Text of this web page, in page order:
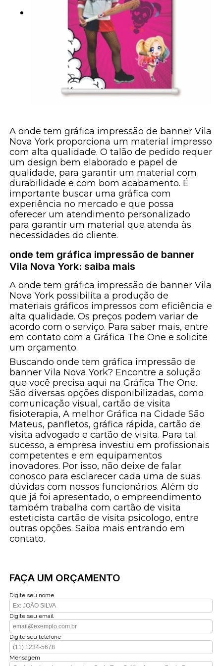
A onde tem gráfica impressão de banner Vila
Nova York proporciona um material impresso
com alta qualidade. O talão de pedido requer
um design bem elaborado e papel de
qualidade, para garantir um material com
durabilidade e com bom acabamento. É
importante buscar uma gráfica com
experiência no mercado e que possa
oferecer um atendimento personalizado
para garantir um material que atenda às
necessidades do cliente.
onde tem gráfica impressão de banner
Vila Nova York: saiba mais
A onde tem gráfica impressão de banner Vila
Nova York possibilita a produção de
materiais gráficos impressos com eficiência e
alta qualidade. Os preços podem variar de
acordo com o serviço. Para saber mais, entre
em contato com a Gráfica The One e solicite
um orçamento.
Buscando onde tem gráfica impressão de
banner Vila Nova York? Encontre a solução
que você precisa aqui na Gráfica The One.
São diversas opções disponibilizadas, como
comunicação visual, cartão de visita
fisioterapia, A melhor Gráfica na Cidade São
Mateus, panfletos, gráfica rápida, cartão de
visita advogado e cartão de visita. Para tal
sucesso, a empresa investiu em profissionais
competentes e em equipamentos
inovadores. Por isso, não deixe de falar
conosco para esclarecer cada uma de suas
dúvidas com nossos funcionários. Além do
que já foi apresentado, o empreendimento
também trabalha com cartão de visita
esteticista cartão de visita psicologo, entre
outras opções. Saiba mais entrando em
contato.
FAÇA UM ORÇAMENTO
Digite seu nome
Digite seu email
Digite seu telefone
Mensagem